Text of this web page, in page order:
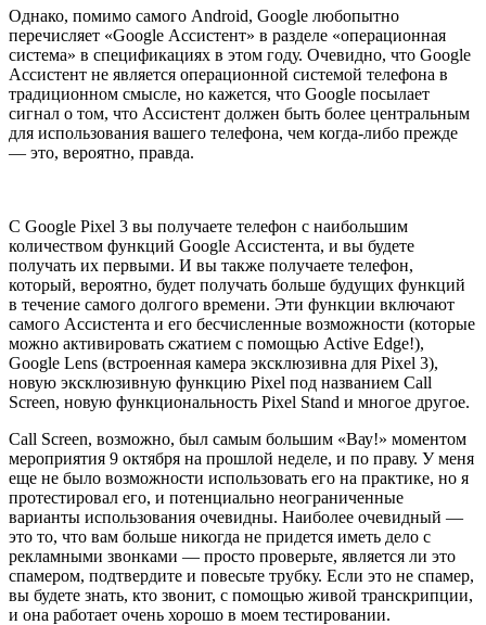
Однако, помимо самого Android, Google любопытно
перечисляет «Google Ассистент» в разделе «операционная
система» в спецификациях в этом году. Очевидно, что Google
Ассистент не является операционной системой телефона в
традиционном смысле, но кажется, что Google посылает
сигнал о том, что Ассистент должен быть более центральным
для использования вашего телефона, чем когда-либо прежде
— это, вероятно, правда.
С Google Pixel 3 вы получаете телефон с наибольшим
количеством функций Google Ассистента, и вы будете
получать их первыми. И вы также получаете телефон,
который, вероятно, будет получать больше будущих функций
в течение самого долгого времени. Эти функции включают
самого Ассистента и его бесчисленные возможности (которые
можно активировать сжатием с помощью Active Edge!),
Google Lens (встроенная камера эксклюзивна для Pixel 3),
новую эксклюзивную функцию Pixel под названием Call
Screen, новую функциональность Pixel Stand и многое другое.
Call Screen, возможно, был самым большим «Вау!» моментом
мероприятия 9 октября на прошлой неделе, и по праву. У меня
еще не было возможности использовать его на практике, но я
протестировал его, и потенциально неограниченные
варианты использования очевидны. Наиболее очевидный —
это то, что вам больше никогда не придется иметь дело с
рекламными звонками — просто проверьте, является ли это
спамером, подтвердите и повесьте трубку. Если это не спамер,
вы будете знать, кто звонит, с помощью живой транскрипции,
и она работает очень хорошо в моем тестировании.